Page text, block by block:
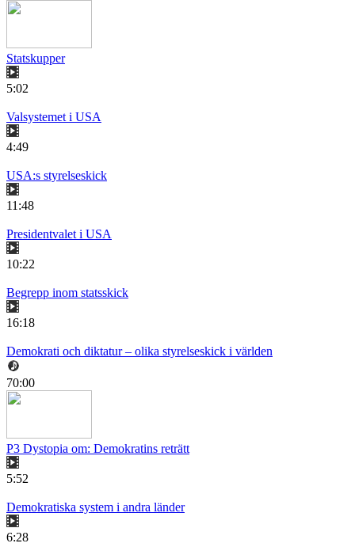
Statskupper
5:02
Valsystemet i USA
4:49
USA:s styrelseskick
11:48
Presidentvalet i USA
10:22
Begrepp inom statsskick
16:18
Demokrati och diktatur – olika styrelseskick i världen
70:00
P3 Dystopia om: Demokratins reträtt
5:52
Demokratiska system i andra länder
6:28